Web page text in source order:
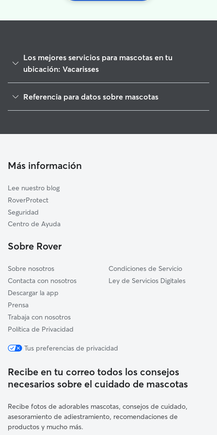
Los mejores servicios para mascotas en tu
ubicación: Vacarisses
Cuidado de mascota en Vacarisses
Guarderia Canina en Vacarisses
Cuidadores de Gatos en Vacarisses
Referencia para datos sobre mascotas
Más información
Lee nuestro blog
RoverProtect
Seguridad
Centro de Ayuda
Sobre Rover
Sobre nosotros
Contacta con nosotros
Descargar la app
Prensa
Trabaja con nosotros
Política de Privacidad
Condiciones de Servicio
Ley de Servicios Digitales
Tus preferencias de privacidad
Recibe en tu correo todos los consejos
necesarios sobre el cuidado de mascotas
Recibe fotos de adorables mascotas, consejos de cuidado,
asesoramiento de adiestramiento, recomendaciones de
productos y mucho más.